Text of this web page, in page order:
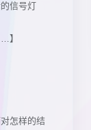
信号灯
】
怎样的结